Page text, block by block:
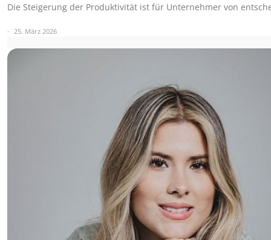
Die Steigerung der Produktivität ist für Unternehmer von
25. März 2026